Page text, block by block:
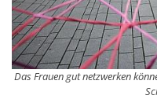
Das Frauen gut netzwerken